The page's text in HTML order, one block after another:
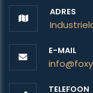
ADRES
E-MAIL
TELEFOON